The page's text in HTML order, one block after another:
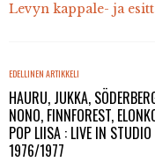
Levyn kappale- ja
EDELLINEN ARTIKKELI
HAURU, JUKKA,
NONO, FINNFOREST,
POP LIISA : LIVE IN STUDIO
1976/1977